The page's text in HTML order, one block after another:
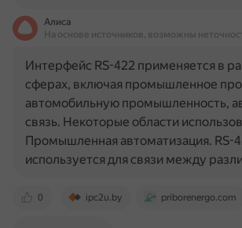
Алиса
На основе источников, возможны
0 ipc2u.by priborenergo.com
Интерфейс RS-422 применяется в
сферах, включая промышленное
автомобильную промышленность,
связь. Некоторые области
Промышленная автоматизация. RS-
используется для связи между